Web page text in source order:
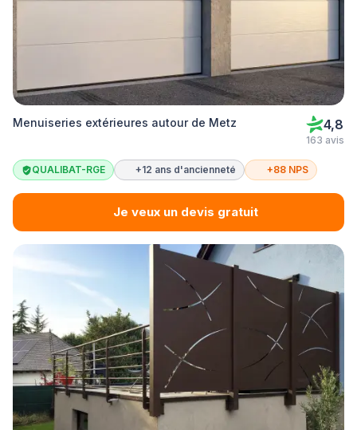
Menuiseries extérieures autour de Metz 4,8
163 avis
QUALIBAT-RGE +12 ans d'ancienneté +88 NPS
Je veux un devis gratuit